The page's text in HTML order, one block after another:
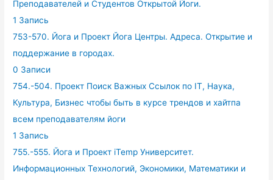
Преподавателей и Студентов Открытой Йоги.
1 Запись
753-570. Йога и Проект Йога Центры. Адреса. Открытие и
поддержание в городах.
0 Записи
754.-504. Проект Поиск Важных Ссылок по IT, Наука,
Культура, Бизнес чтобы быть в курсе трендов и хайтпа
всем преподавателям йоги
1 Запись
755.-555. Йога и Проект iTemp Университет.
Информационных Технологий, Экономики, Математики и